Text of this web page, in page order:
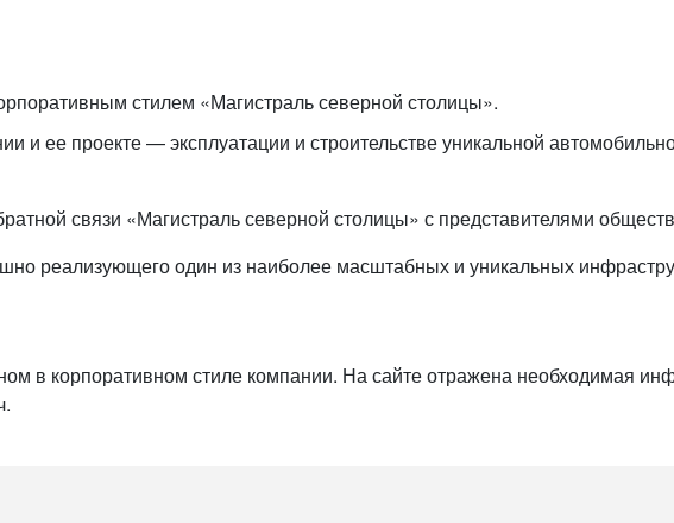
стилем «Магистраль северной столицы».
и ее проекте — эксплуатации и строительстве уникальной
связи «Магистраль северной столицы» с представителями
реализующего один из наиболее масштабных и уникальных
в корпоративном стиле компании. На сайте отражена необходимая